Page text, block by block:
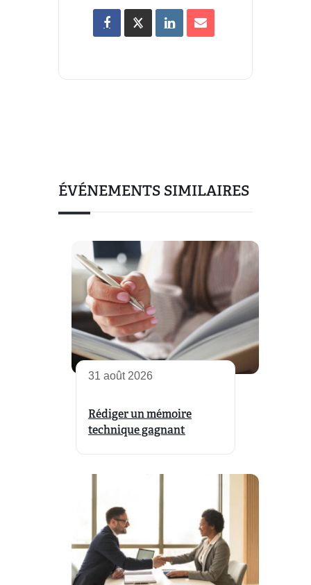
ÉVÉNEMENTS SIMILAIRES
31 août 2026
Rédiger un mémoire
technique gagnant